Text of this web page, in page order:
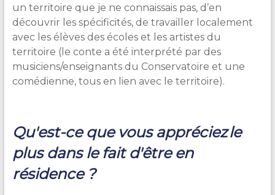
un territoire que je ne connaissais pas, d’en
découvrir les spécificités, de travailler localement
avec les élèves des écoles et les artistes du
territoire (le conte a été interprété par des
musiciens/enseignants du Conservatoire et une
comédienne, tous en lien avec le territoire).
Qu'est-ce que vous appréciez le
plus dans le fait d'être en
résidence ?